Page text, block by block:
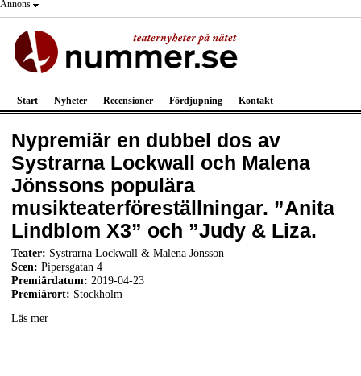
Annons
Start Nyheter Recensioner Fördjupning Kontakt
Nypremiär en dubbel dos av
Systrarna Lockwall och Malena
Jönssons populära
musikteaterföreställningar. ”Anita
Lindblom X3” och ”Judy & Liza.
Teater: Systrarna Lockwall & Malena Jönsson
Scen: Pipersgatan 4
Premiärdatum: 2019-04-23
Premiärort: Stockholm
Läs mer